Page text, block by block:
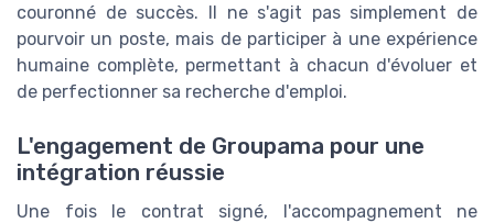
couronné de succès. Il ne s'agit pas simplement de
pourvoir un poste, mais de participer à une expérience
humaine complète, permettant à chacun d'évoluer et
de perfectionner sa recherche d'emploi.
L'engagement de Groupama pour une
intégration réussie
Une fois le contrat signé, l'accompagnement ne